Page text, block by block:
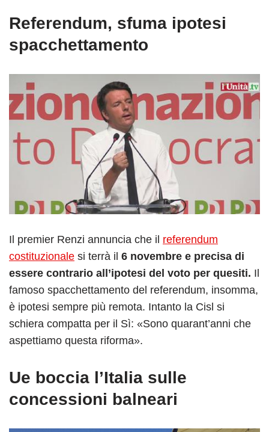
Referendum, sfuma ipotesi
spacchettamento
Il premier Renzi annuncia che il referendum
costituzionale si terrà il 6 novembre e precisa di
essere contrario all’ipotesi del voto per quesiti. Il
famoso spacchettamento del referendum, insomma,
è ipotesi sempre più remota. Intanto la Cisl si
schiera compatta per il Sì: «Sono quarant’anni che
aspettiamo questa riforma».
Ue boccia l’Italia sulle
concessioni balneari